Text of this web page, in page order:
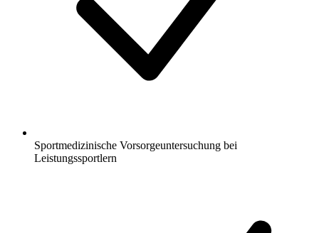
Sportmedizinische Vorsorgeuntersuchung bei
Leistungssportlern